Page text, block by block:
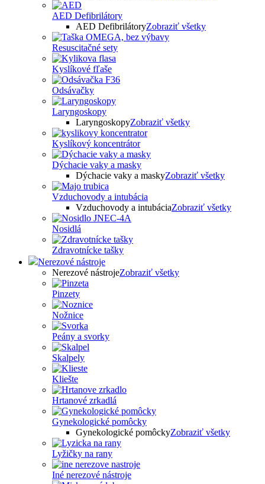
AED Defibrilátory
AED DefibrilátoryZobraziť všetky
Resuscitačné sety
Kyslíkové fľaše
Odsávačky
Laryngoskopy
LaryngoskopyZobraziť všetky
Kyslíkový koncentrátor
Dýchacie vaky a masky
Dýchacie vaky a maskyZobraziť všetky
Vzduchovody a intubácia
Vzduchovody a intubáciaZobraziť všetky
Nosidlá
Zdravotnícke tašky
Nerezové nástroje
Nerezové nástrojeZobraziť všetky
Pinzety
Nožnice
Peány a svorky
Skalpely
Kliešte
Hrtanové zrkadlá
Gynekologické pomôcky
Gynekologické pomôckyZobraziť všetky
Lyžičky na rany
Iné nerezové nástroje